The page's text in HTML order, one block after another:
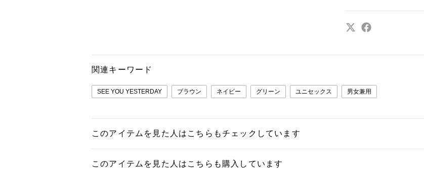
関連キーワード
SEE YOU YESTERDAY ブラウン ネイビー グリーン ユニセックス 男女兼用
このアイテムを見た人はこちらもチェックしています
このアイテムを見た人はこちらも購入しています